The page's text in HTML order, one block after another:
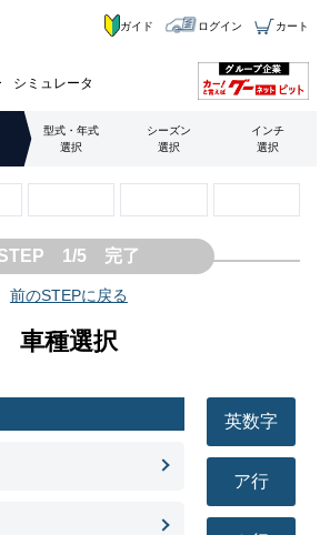
シミュレータ
ガイド ログイン カート
型式・年式
選択
シーズン
選択
インチ
選択
1/5 完了
前のSTEPに戻る
車種選択
英数字
ア行